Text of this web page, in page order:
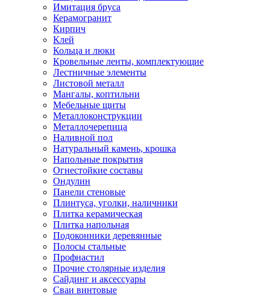
Имитация бруса
Керамогранит
Кирпич
Клей
Кольца и люки
Кровельные ленты, комплектующие
Лестничные элементы
Листовой металл
Мангалы, коптильни
Мебельные щиты
Металлоконструкции
Металлочерепица
Наливной пол
Натуральный камень, крошка
Напольные покрытия
Огнестойкие составы
Ондулин
Панели стеновые
Плинтуса, уголки, наличники
Плитка керамическая
Плитка напольная
Подоконники деревянные
Полосы стальные
Профнастил
Прочие столярные изделия
Сайдинг и аксессуары
Сваи винтовые